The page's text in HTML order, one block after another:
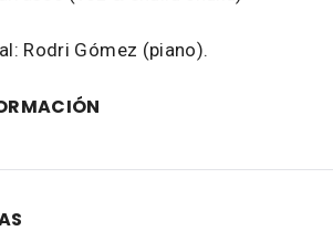
Rodri Gómez (piano).